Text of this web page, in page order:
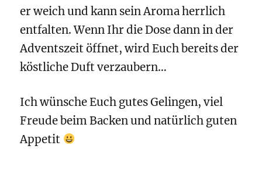
er weich und kann sein Aroma herrlich
entfalten. Wenn Ihr die Dose dann in der
Adventszeit öffnet, wird Euch bereits der
köstliche Duft verzaubern…
Ich wünsche Euch gutes Gelingen, viel
Freude beim Backen und natürlich guten
Appetit